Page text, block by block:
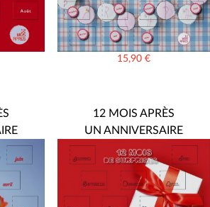
15,90 €
12 MOIS APRÈS
UN ANNIVERSAIRE